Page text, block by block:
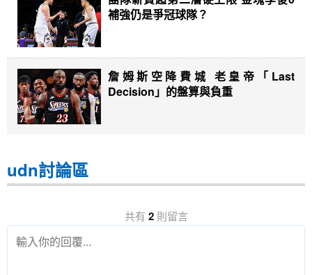
補強仍是爭冠球隊？
詹姆斯空降費城 老皇帝「Last
Decision」的盤算與負重
udn討論區
共有 2則留言